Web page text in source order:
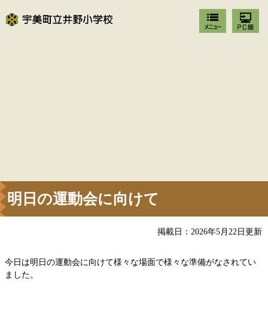
明日の運動会に向けて
掲載日：2026年5月22日更新
今日は明日の運動会に向けて様々な場面で様々な準備がなされてい
ました。